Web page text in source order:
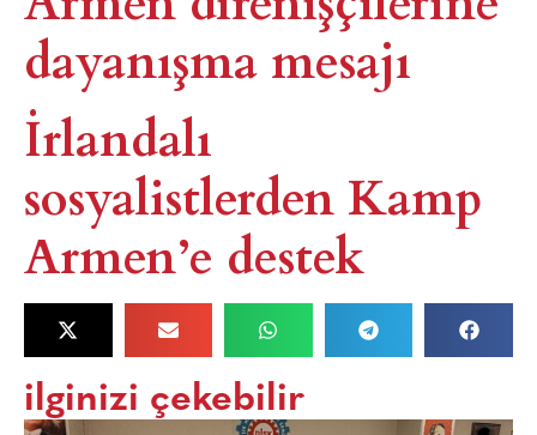
dayanışma mesajı
İrlandalı
sosyalistlerden Kamp
Armen’e destek
ilginizi çekebilir